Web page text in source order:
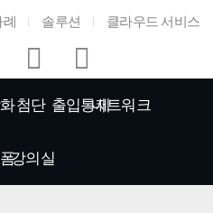
솔루션 클라우드 서비스
첨단
강의실
출입통제네트워크